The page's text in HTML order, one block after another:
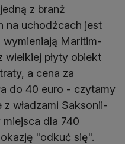
z branż
na uchodźcach jest
wymieniają Maritim-
wielkiej płyty obiekt
a cena za
do 40 euro - czytamy
władzami Saksonii-
miejsca dla 740
"odkuć się".